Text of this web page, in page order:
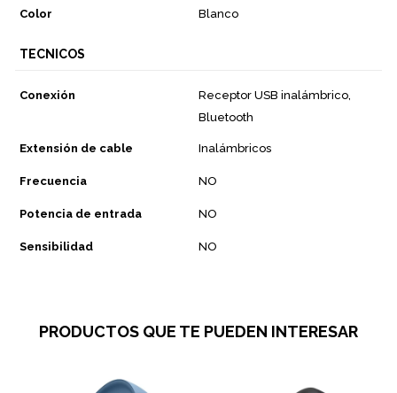
Color Blanco
TECNICOS
Conexión
Receptor USB inalámbrico,
Bluetooth
Extensión de cable Inalámbricos
Frecuencia NO
Potencia de entrada NO
Sensibilidad NO
PRODUCTOS QUE TE PUEDEN INTERESAR